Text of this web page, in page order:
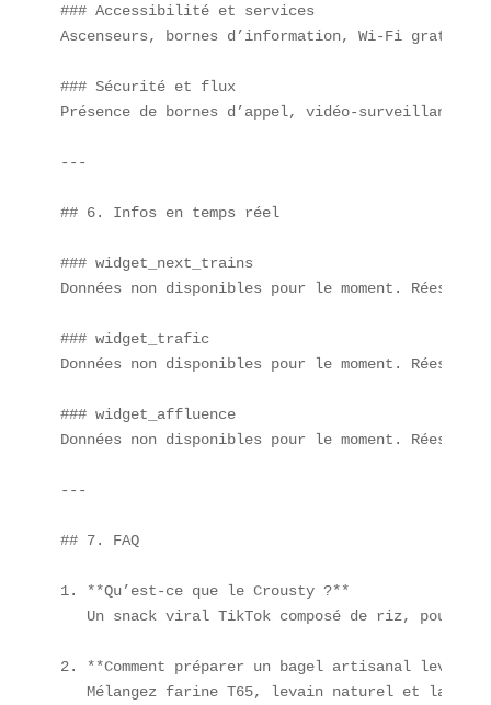
### Accessibilité et services
Ascenseurs, bornes d’information, Wi-Fi gratuit.
### Sécurité et flux
Présence de bornes d’appel, vidéo-surveillance.
---
## 6. Infos en temps réel
### widget_next_trains
Données non disponibles pour le moment.
### widget_trafic
Données non disponibles pour le moment.
### widget_affluence
Données non disponibles pour le moment.
---
## 7. FAQ
1. **Qu’est-ce que le Crousty ?**
Un snack viral TikTok composé de riz, poulet
2. **Comment préparer un bagel artisanal levain
Mélangez farine T65, levain naturel et